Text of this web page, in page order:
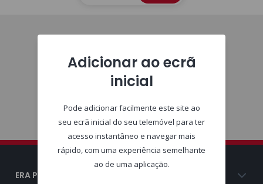
ERA Portugal
Adicionar ao ecrã
inicial
Pode adicionar facilmente este site ao
seu ecrã inicial do seu telemóvel para ter
acesso instantâneo e navegar mais
rápido, com uma experiência semelhante
ao de uma aplicação.